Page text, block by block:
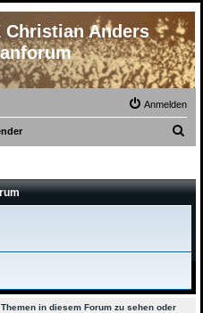
Christian Anders
Anmelden
in diesem Forum zu sehen oder